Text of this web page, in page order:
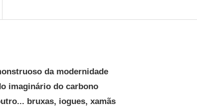
da modernidade
imaginário do carbono
bruxas, iogues, xamãs